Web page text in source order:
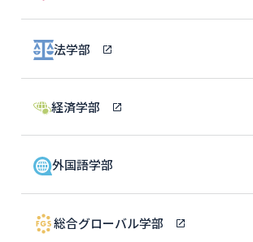
法学部
経済学部
外国語学部
総合グローバル学部